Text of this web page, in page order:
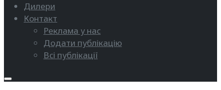
Дилери
Контакт
Реклама у нас
Додати публікацію
Всі публікації